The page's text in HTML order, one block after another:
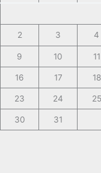
2 3 4
9 10 11
16 17 18
23 24 25
30 31